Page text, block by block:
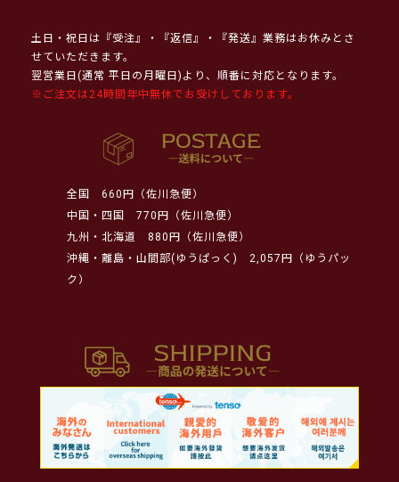
土日・祝日は『受注』・『返信』・『発送』業務はお休みとさ
せていただきます。
翌営業日(通常 平日の月曜日)より、順番に対応となります。
※ご注文は24時間年中無休でお受けしております。
全国
660円（佐川急便）
中国・四国
770円（佐川急便）
九州・北海道
880円（佐川急便）
沖縄・離島・山間部(ゆうぱっく)
2,057円（ゆうパッ
ク）